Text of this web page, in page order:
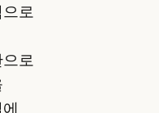
로
로